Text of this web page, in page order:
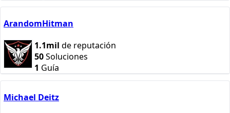
ArandomHitman
1.1mil de reputación
50Soluciones
1 Guía
Michael Deitz